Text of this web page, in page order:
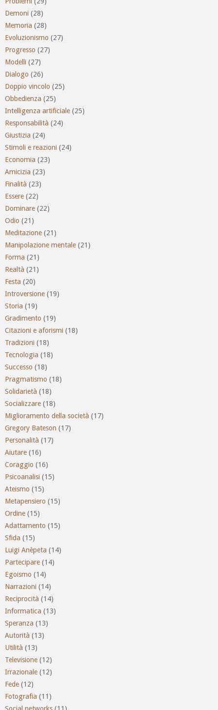
Demoni (28)
Memoria (28)
Evoluzionismo (27)
Progresso (27)
Modelli (27)
Dialogo (26)
Doppio vincolo (25)
Obbedienza (25)
Intelligenza artificiale (25)
Responsabilità (24)
Giustizia (24)
Stimoli e reazioni (24)
Economia (23)
Amicizia (23)
Finalità (23)
Essere (22)
Dominare (22)
Odio (21)
Meditazione (21)
Manipolazione mentale (21)
Forma (21)
Realtà (21)
Festa (20)
Introversione (19)
Storia (19)
Gradimento (19)
Citazioni e aforismi (18)
Tradizioni (18)
Tecnologia (18)
Successo (18)
Pragmatismo (18)
Solidarietà (18)
Socializzare (18)
Miglioramento della società (17)
Gregory Bateson (17)
Personalità (17)
Aiutare (16)
Coraggio (16)
Psicoanalisi (15)
Ateismo (15)
Metapensiero (15)
Ordine (15)
Adattamento (15)
Sfida (15)
Luigi Anèpeta (14)
Partecipare (14)
Egoismo (14)
Narrazioni (14)
Reciprocità (14)
Informatica (13)
Speranza (13)
Autorità (13)
Utilità (13)
Televisione (12)
Irrazionale (12)
Fede (12)
Fotografia (11)
Social networks (11)